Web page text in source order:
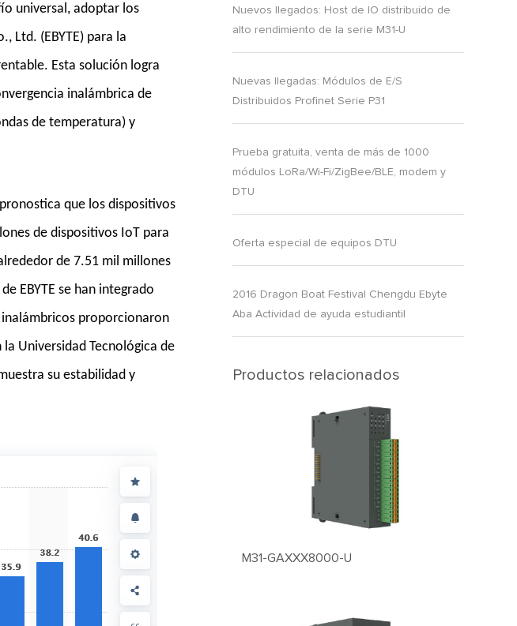
universal, adoptar los
Ltd. (EBYTE) para la
Esta solución logra
inalámbrica de
de temperatura) y
que los dispositivos
de dispositivos IoT para
de 7.51 mil millones
EBYTE se han integrado
proporcionaron
Universidad Tecnológica de
su estabilidad y
Nuevos llegados: Host de IO distribuido de
alto rendimiento de la serie M31-U
Nuevas llegadas: Módulos de E/S
Distribuidos Profinet Serie P31
Prueba gratuita, venta de más de 1000
módulos LoRa/Wi-Fi/ZigBee/BLE, modem y
DTU
Oferta especial de equipos DTU
2016 Dragon Boat Festival Chengdu Ebyte
Aba Actividad de ayuda estudiantil
Productos relacionados
M31-GAXXX8000-U